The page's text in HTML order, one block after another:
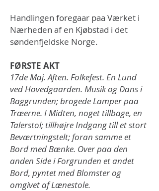
Handlingen foregaar paa Værket i
Nærheden af en Kjøbstad i det
søndenfjeldske Norge.
​FØRSTE AKT
17de Maj. Aften. Folkefest. En Lund
ved Hovedgaarden. Musik og Dans i
Baggrunden; brogede Lamper paa
Træerne. I Midten, noget tillbage, en
Talerstol; tillhøjre Indgang till et stort
Beværtningstelt; foran samme et
Bord med Bænke. Over paa den
anden Side i Forgrunden et andet
Bord, pyntet med Blomster og
omgivet af Lænestole.